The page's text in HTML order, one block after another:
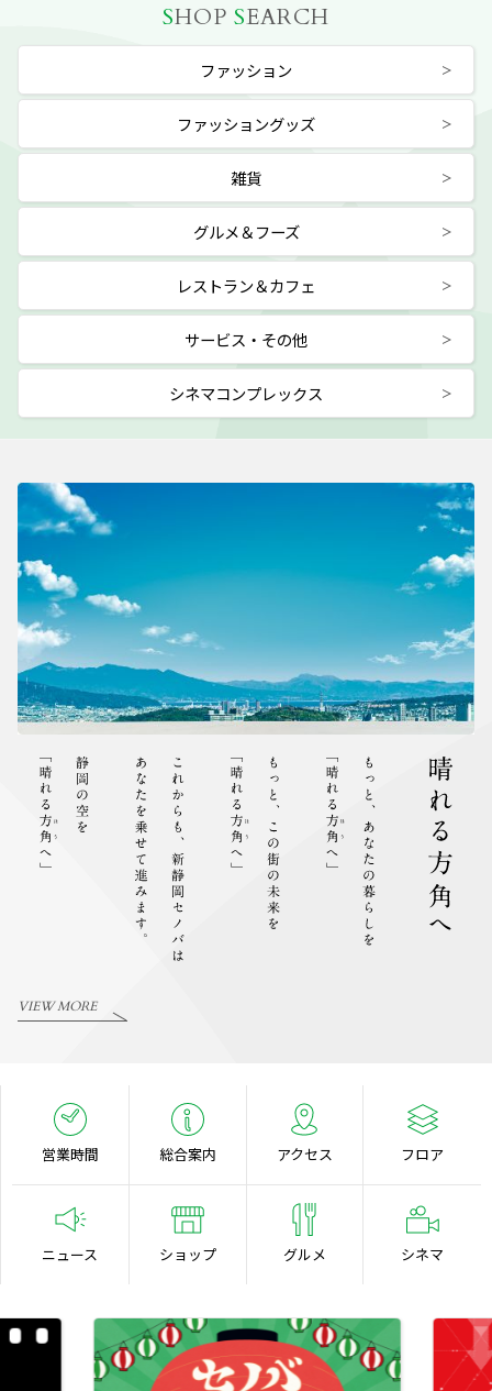
SHOP SEARCH
ファッション
ファッショングッズ
雑貨
グルメ＆フーズ
レストラン＆カフェ
サービス・その他
シネマコンプレックス
VIEW MORE
営業時間 総合案内 アクセス フロア
ニュース ショップ グルメ シネマ